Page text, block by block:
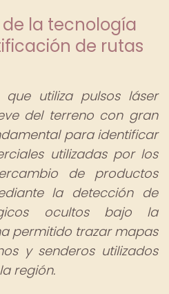
la tecnología
de rutas
que utiliza pulsos láser
del terreno con gran
para identificar
utilizadas por los
de productos
la detección de
ocultos bajo la
permitido trazar mapas
y senderos utilizados
región.